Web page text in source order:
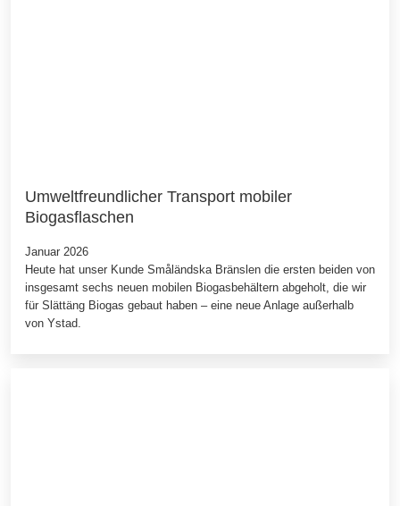
Umweltfreundlicher Transport mobiler
Biogasflaschen
Januar 2026
Heute hat unser Kunde Småländska Bränslen die ersten beiden von
insgesamt sechs neuen mobilen Biogasbehältern abgeholt, die wir
für Slättäng Biogas gebaut haben – eine neue Anlage außerhalb
von Ystad.